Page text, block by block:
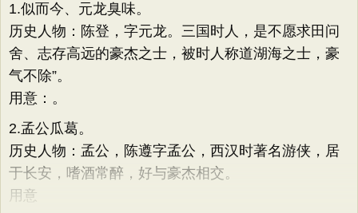
1.似而今、元龙臭味。
历史人物：陈登，字元龙。三国时人，是不愿求田问
舍、志存高远的豪杰之士，被时人称道湖海之士，豪
气不除”。
用意：。
2.孟公瓜葛。
历史人物：孟公，陈遵字孟公，西汉时著名游侠，居
于长安，嗜酒常醉，好与豪杰相交。
用意